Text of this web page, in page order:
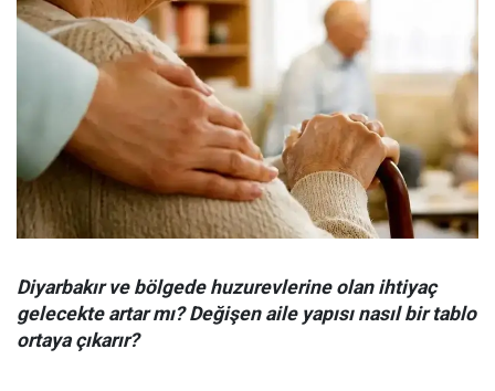
Diyarbakır ve bölgede huzurevlerine olan ihtiyaç
gelecekte artar mı? Değişen aile yapısı nasıl bir tablo
ortaya çıkarır?